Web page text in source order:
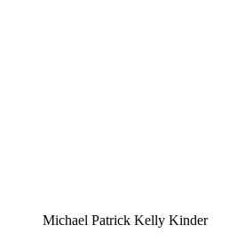
Michael Patrick Kelly Kinder